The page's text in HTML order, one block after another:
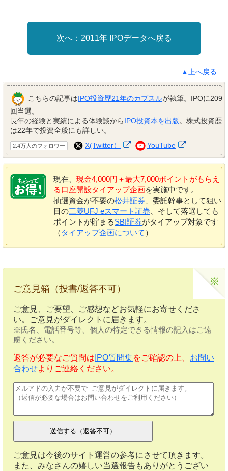
2011年 IPOデータへ戻る
▲上へ戻る
こちらの記事はIPO投資歴21年のカブスルが執筆。IPOに209
回当選。
長年の経験と実績による体験談からIPO投資本を出版。株式投資歴
は22年で投資全般にも詳しい。
2.4万人のフォロワー X(Twitter） YouTube
現在、 現金4,000円＋最大7,000ポイントがもらえ
る口座開設タイアップ企画を実施中です。
抽選資金が不要の松井証券 、委託幹事として狙い
目の三菱UFJ eスマート証券 、そして落選しても
ポイントが貯まるSBI証券がタイアップ対象です
（ タイアップ企画について ）
ご意見箱（投書/返答不可）
ご意見、ご要望、ご感想などお気軽にお寄せくださ
い。ご意見がダイレクトに届きます。
※氏名、電話番号等、個人の特定できる情報の記入はご遠
慮ください。
返答が必要なご質問は IPO質問集をご確認の上、 お問い
合わせよりご連絡ください。
ご意見は今後のサイト運営の参考にさせて頂きます。
また、みなさんの嬉しい当選報告もありがとうござい